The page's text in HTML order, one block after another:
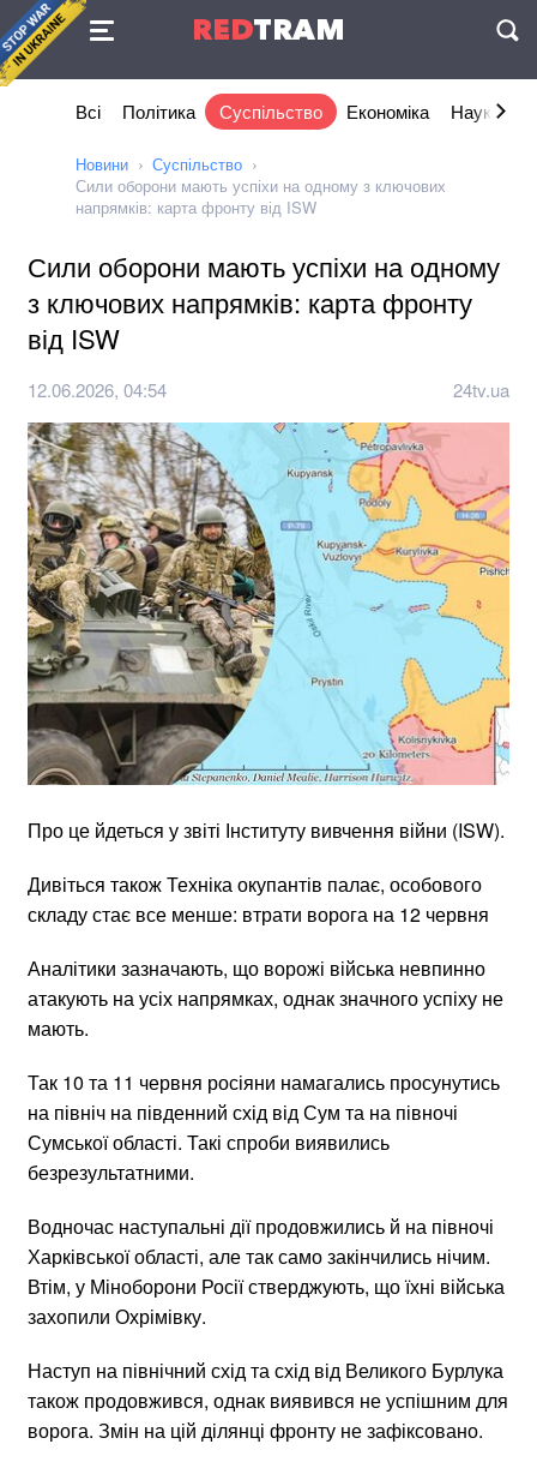
REDTRAM
Угода
Всі Політика Суспільство Економіка Наука та
Новини
Суспільство
Сили оборони мають успіхи на одному з ключових
напрямків: карта фронту від ISW
Сили оборони мають успіхи на одному
з ключових напрямків: карта фронту
від ISW
12.06.2026, 04:54 24tv.ua
Про це йдеться у звіті Інституту вивчення війни (ISW).
Дивіться також Техніка окупантів палає, особового
складу стає все менше: втрати ворога на 12 червня
Аналітики зазначають, що ворожі війська невпинно
атакують на усіх напрямках, однак значного успіху не
мають.
Так 10 та 11 червня росіяни намагались просунутись
на північ на південний схід від Сум та на півночі
Сумської області. Такі спроби виявились
безрезультатними.
Водночас наступальні дії продовжились й на півночі
Харківської області, але так само закінчились нічим.
Втім, у Міноборони Росії стверджують, що їхні війська
захопили Охрімівку.
Наступ на північний схід та схід від Великого Бурлука
також продовжився, однак виявився не успішним для
ворога. Змін на цій ділянці фронту не зафіксовано.